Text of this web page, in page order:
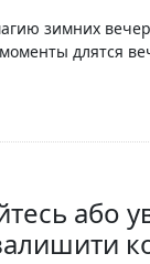
зимних
длятся
або